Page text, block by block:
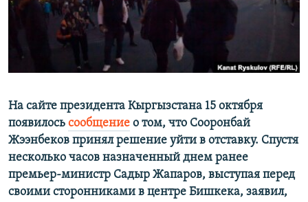
УКРАИНСКАЯ ПРОБЛЕМА КРЫМА
Все сайты RFE/RL
На сайте президента Кыргызстана 15 октября
появилось сообщение о том, что Сооронбай
Жээнбеков принял решение уйти в отставку. Спустя
несколько часов назначенный днем ранее
премьер-министр Садыр Жапаров, выступая перед
своими сторонниками в центре Бишкека, заявил,